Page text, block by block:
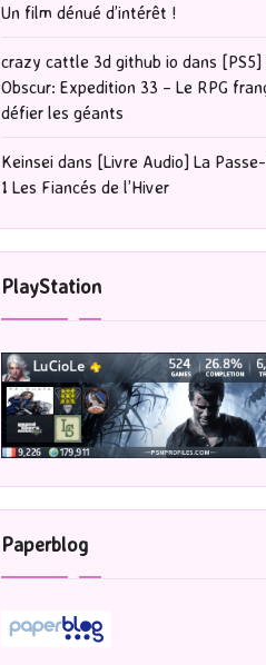
Un film dénué d’intérêt !
crazy cattle 3d github io dans [PS5]
Obscur: Expedition 33 – Le RPG
défier les géants
Keinseidans [Livre Audio] La
1 Les Fiancés de l’Hiver
PlayStation
Paperblog